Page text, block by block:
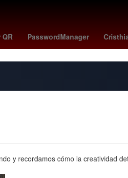
QR PasswordManager
monzon cavaliers - rockets
y recordamos cómo la creatividad